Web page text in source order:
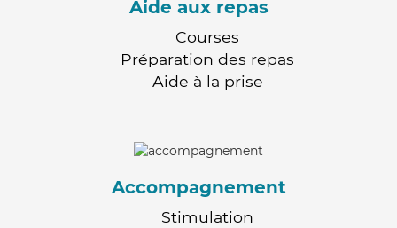
Aide aux repas
Courses
Préparation des repas
Aide à la prise
Accompagnement
Stimulation